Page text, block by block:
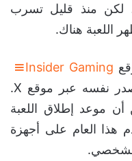
لكن منذ قليل تسرب
اللعبة هناك.
Insider Gaming
حيث أرفق معه تغريدة من المصدر نفسه عبر موقع X.
أن موعد إطلاق اللعبة
القادم هذا العام على أجهزة